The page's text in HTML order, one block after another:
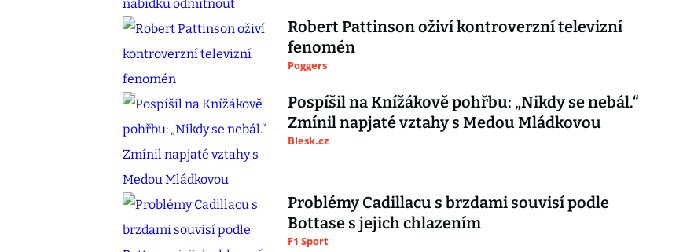
Robert Pattinson oživí kontroverzní televizní
fenomén
Poggers
Pospíšil na Knížákově pohřbu: „Nikdy se nebál.“
Zmínil napjaté vztahy s Medou Mládkovou
Blesk.cz
Problémy Cadillacu s brzdami souvisí podle
Bottase s jejich chlazením
F1 Sport